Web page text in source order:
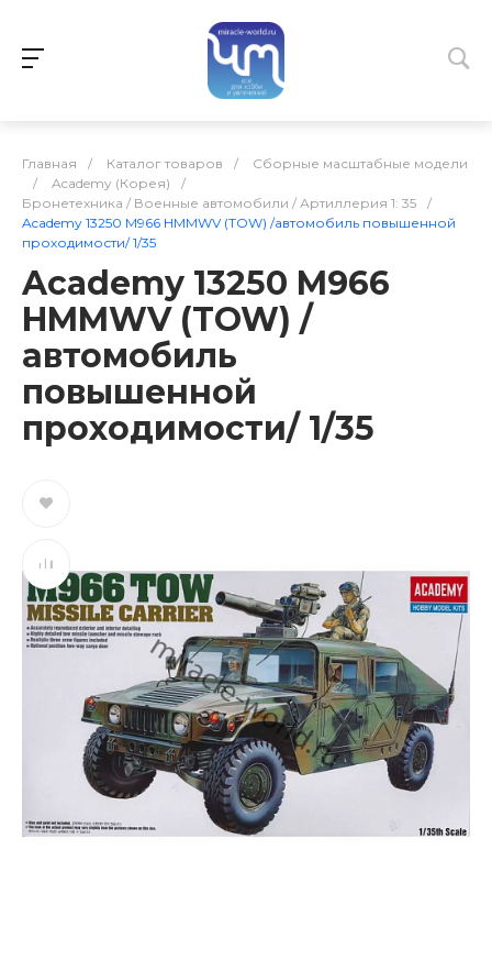
Главная / Каталог товаров /
Сборные масштабные модели
/
Academy (Корея)
/
Бронетехника / Военные автомобили / Артиллерия 1: 35
/
Academy 13250 M966 HMMWV (TOW) /автомобиль повышенной
проходимости/ 1/35
Academy 13250 M966
HMMWV (TOW) /
автомобиль
повышенной
проходимости/ 1/35